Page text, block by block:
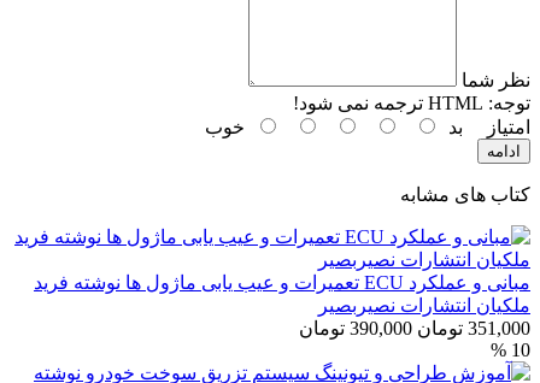
نظر شما
توجه:
امتیاز
بد خوب
ادامه
کتاب های مشابه
مبانی و عملکرد ECU تعمیرات و عیب یابی ماژول ها نوشته فرید
ملکیان انتشارات نصیربصیر
351,000 تومان
390,000 تومان
10 %